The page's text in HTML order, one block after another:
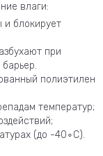
влаги:
и блокирует
при
полиэтилен
температур;
(до -40∘C).